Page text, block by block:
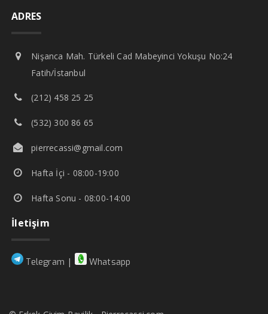
ADRES
Nişanca Mah. Türkeli Cad Mabeyinci Yokuşu No:24
Fatih/İstanbul
(212) 458 25 25
(532) 300 86 65
pierrecassi@gmail.com
Hafta İçi - 08:00-19:00
Hafta Sonu - 08:00-14:00
İletişim
Telegram | Whatsapp